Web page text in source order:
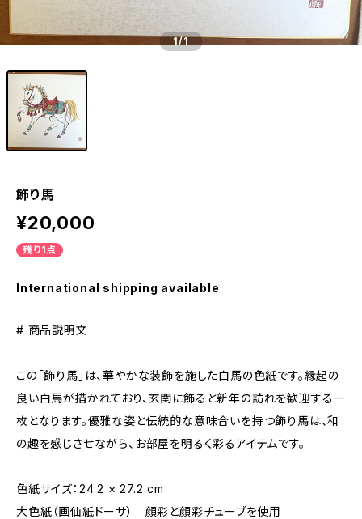
1/1
飾り馬
¥20,000
残り1点
International shipping available
# 商品説明文
この「飾り馬」は、華やかな装飾を施した白馬の色紙です。縁起の
良い白馬が描かれており、玄関に飾ると新年の訪れを歓迎する一
枚となります。優雅な姿と伝統的な意味合いを持つ飾り馬は、和
の趣を感じさせながら、お部屋を明るく彩るアイテムです。
色紙サイズ：24.2 × 27.2 cm
大色紙（画仙紙ドーサ） 顔彩と顔彩チューブを使用